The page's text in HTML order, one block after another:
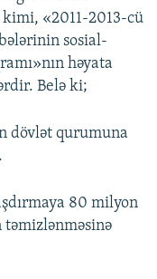
«2011-2013-cü
sosial-
həyata
Belə ki;
dövlət qurumuna
80 milyon